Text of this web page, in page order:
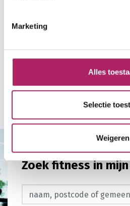
Marketing
Alles
Selectie
Weigeren
Terug naar overzicht
Zoek fitness in